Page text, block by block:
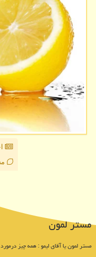
مستر لمون
مستر لمون یا آقای لیمو : همه چیز